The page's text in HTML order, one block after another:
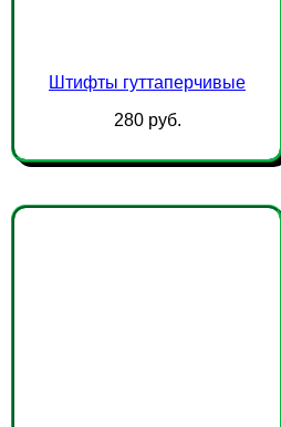
Штифты гуттаперчивые
280 руб.